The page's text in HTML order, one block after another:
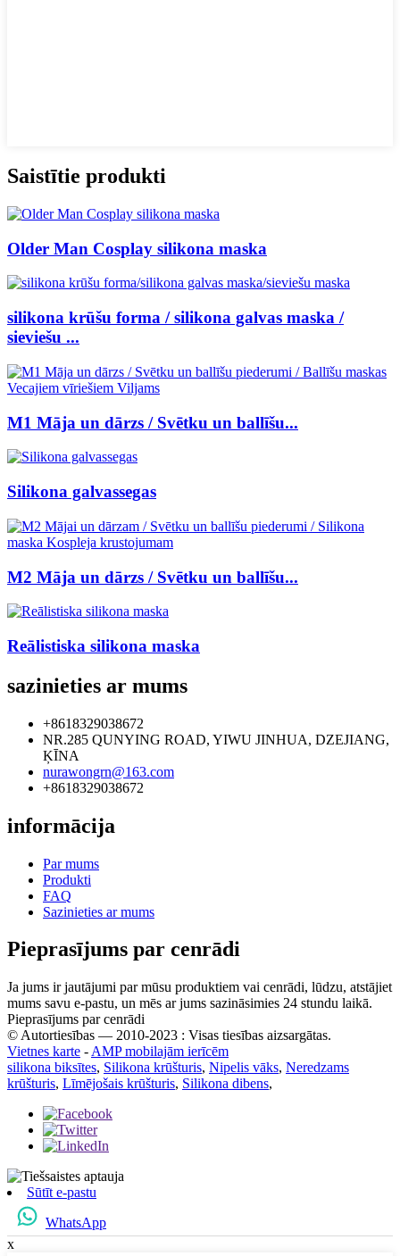
Saistītie produkti
Older Man Cosplay silikona maska
silikona krūšu forma / silikona galvas maska ​​/
sieviešu ...
M1 Māja un dārzs / Svētku un ballīšu...
Silikona galvassegas
M2 Māja un dārzs / Svētku un ballīšu...
Reālistiska silikona maska
sazinieties ar mums
+8618329038672
NR.285 QUNYING ROAD, YIWU JINHUA, DZEJIANG,
ĶĪNA
nurawongrn@163.com
+8618329038672
informācija
Par mums
Produkti
FAQ
Sazinieties ar mums
Pieprasījums par cenrādi
Ja jums ir jautājumi par mūsu produktiem vai cenrādi, lūdzu, atstājiet
mums savu e-pastu, un mēs ar jums sazināsimies 24 stundu laikā.
Pieprasījums par cenrādi
© Autortiesības — 2010-2023 : Visas tiesības aizsargātas.
Vietnes karte - AMP mobilajām ierīcēm
silikona biksītes, Silikona krūšturis, Nipelis vāks, Neredzams
krūšturis, Līmējošais krūšturis, Silikona dibens,
Sūtīt e-pastu
WhatsApp
x